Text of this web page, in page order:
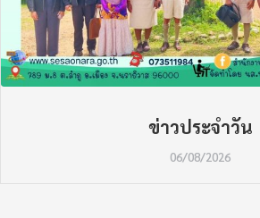
ข่าวประจำวัน
06/08/2026